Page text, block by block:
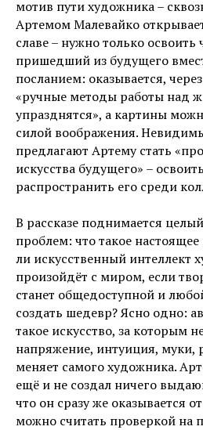
мотив пути художника –
Артемом Малевайко
славе – нужно только
пришедший из будущего
посланием: оказывается,
«ручные методы работы над
упразднятся», а картины
силой воображения.
предлагают Артему стать
искусства будущего» –
распространить его среди
В рассказе поднимается
проблем: что такое настоящее
ли искусственный интеллект
произойдёт с миром, если
станет общедоступной и
создать шедевр? Ясно одно:
такое искусство, за которым
напряжение, интуиция, муки,
меняет самого художника.
ещё и не создал ничего
что он сразу же оказывается
можно считать проверкой на